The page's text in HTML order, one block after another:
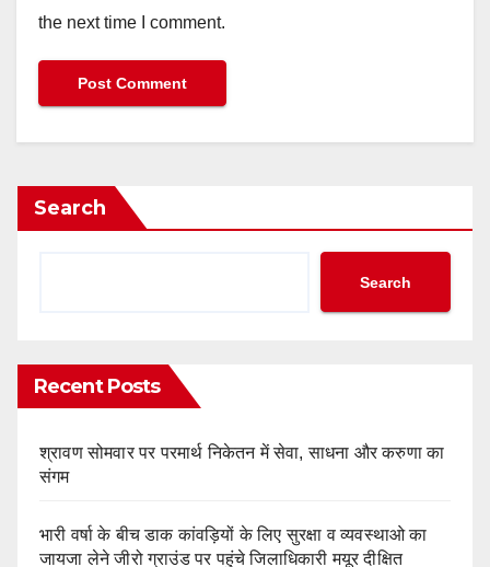
the next time I comment.
Search
Search
Recent Posts
श्रावण सोमवार पर परमार्थ निकेतन में सेवा, साधना और करुणा का
संगम
भारी वर्षा के बीच डाक कांवड़ियों के लिए सुरक्षा व व्यवस्थाओ का
जायजा लेने जीरो ग्राउंड पर पहुंचे जिलाधिकारी मयूर दीक्षित